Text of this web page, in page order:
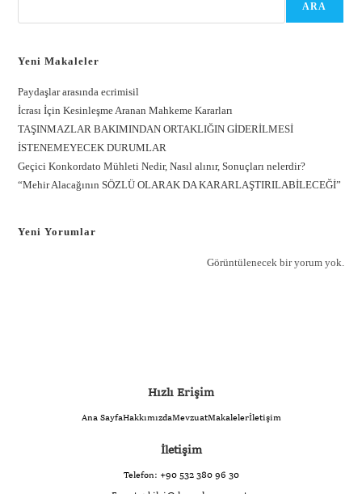
ARA
Yeni Makaleler
Paydaşlar arasında ecrimisil
İcrası İçin Kesinleşme Aranan Mahkeme Kararları
TAŞINMAZLAR BAKIMINDAN ORTAKLIĞIN GİDERİLMESİ
İSTENEMEYECEK DURUMLAR
Geçici Konkordato Mühleti Nedir, Nasıl alınır, Sonuçları nelerdir?
“Mehir Alacağının SÖZLÜ OLARAK DA KARARLAŞTIRILABİLECEĞİ”
Yeni Yorumlar
Görüntülenecek bir yorum yok.
Hızlı Erişim
Ana SayfaHakkımızdaMevzuatMakalelerİletişim
İletişim
Telefon: +90 532 380 96 30